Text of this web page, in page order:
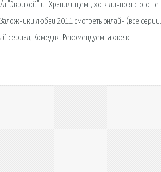
д "Эврикой" и "Хранилищем", хотя лично я этого не
любви 2011 смотреть онлайн (все серии.
сериал, Комедия. Рекомендуем также к